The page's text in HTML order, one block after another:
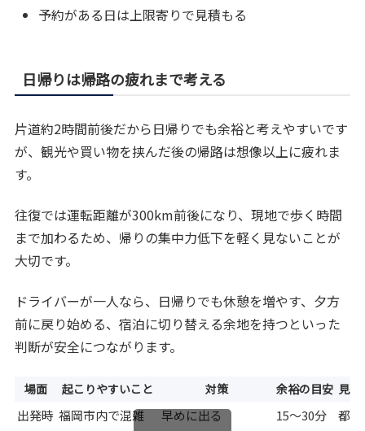
予約がある日は上限寄りで見積もる
日帰りは帰路の疲れまで考える
片道約2時間前後だから日帰りでも余裕と考えやすいです
が、観光や買い物を挟んだ後の帰路は想像以上に疲れま
す。
往復では運転距離が300km前後になり、現地で歩く時間
まで加わるため、帰りの集中力低下を軽く見ないことが
大切です。
ドライバーが一人なら、日帰りでも休憩を増やす、夕方
前に戻り始める、宿泊に切り替える余地を持つといった
判断が安全につながります。
場面 起こりやすいこと 対策 余裕の目安 見
出発時 福岡市内で混雑 早めに出る 15〜30分
都